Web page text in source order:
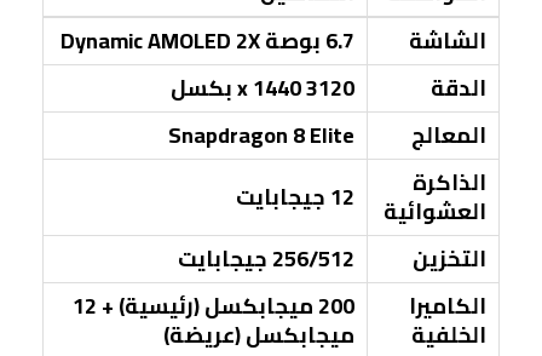
الشاشة
6.7 بوصة Dynamic AMOLED 2X
الدقة
3120 x 1440 بكسل
المعالج
Snapdragon 8 Elite
الذاكرة
العشوائية
12 جيجابايت
التخزين
256/512 جيجابايت
الكاميرا
الخلفية
200 ميجابكسل (رئيسية) + 12
ميجابكسل (عريضة)